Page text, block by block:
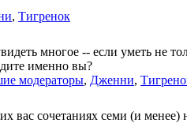
, Тигренок
многое -- если уметь не
именно вы?
модераторы, Дженни,
вас сочетаниях семи (и менее)